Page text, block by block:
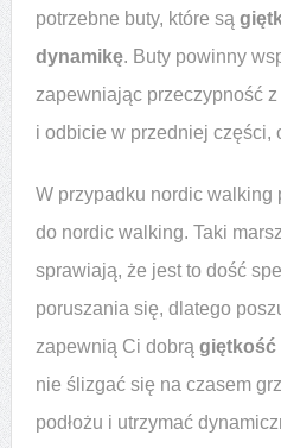
potrzebne buty, które są
dynamikę. Buty powinny
zapewniając przeczypność z
i odbicie w przedniej części,
W przypadku nordic walking
do nordic walking. Taki
sprawiają, że jest to dość
poruszania się, dlatego
zapewnią Ci dobrą giętkość
nie ślizgać się na czasem
podłożu i utrzymać